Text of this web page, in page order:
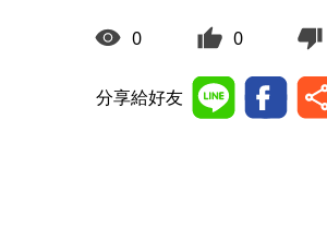
0 0
分享給好友